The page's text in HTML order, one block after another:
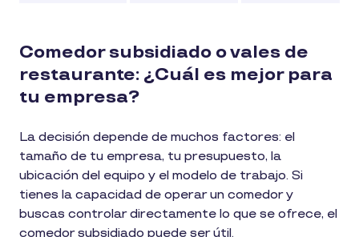
Comedor subsidiado o vales de
restaurante: ¿Cuál es mejor para
tu empresa?
La decisión depende de muchos factores: el
tamaño de tu empresa, tu presupuesto, la
ubicación del equipo y el modelo de trabajo. Si
tienes la capacidad de operar un comedor y
buscas controlar directamente lo que se ofrece, el
comedor subsidiado puede ser útil.